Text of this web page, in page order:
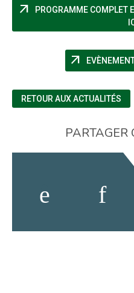
arrow_outward
PROGRAMME COMPLET
arrow_outward
RETOUR AUX ACTUALITÉS
PARTAGER